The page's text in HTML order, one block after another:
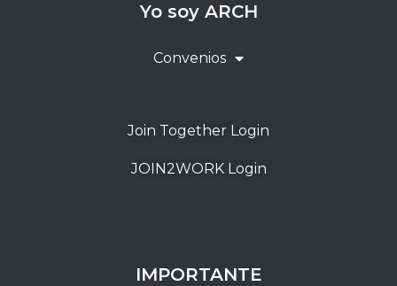
Yo soy ARCH
Convenios
Join Together Login
JOIN2WORK Login
IMPORTANTE